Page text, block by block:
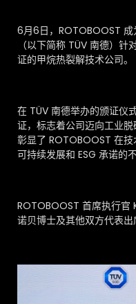
6月6日，ROTOBOOST
（以下简称 TÜV 南德）
证的甲烷热裂解技术公司。
在 TÜV 南德举办的颁证仪
证，标志着公司迈向工业
彰显了 ROTOBOOST 在
可持续发展和 ESG 承诺的
ROTOBOOST 首席执行
诺贝博士及其他双方代表出